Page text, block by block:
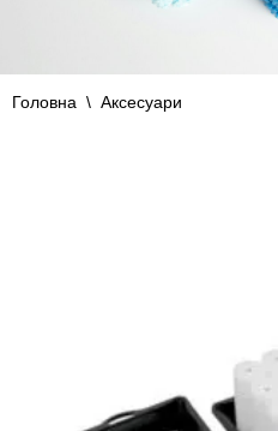
Головна \ Аксесуари